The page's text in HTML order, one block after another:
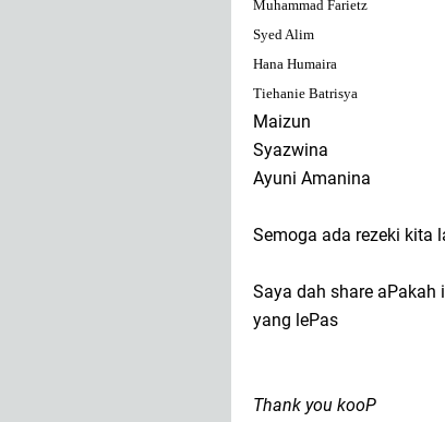
Muhammad Farietz
Syed Alim
Hana Humaira
Tiehanie Batrisya
Maizun
Syazwina
Ayuni Amanina
Semoga ada rezeki kita
Saya dah share
yang lePas
Thank you kooP